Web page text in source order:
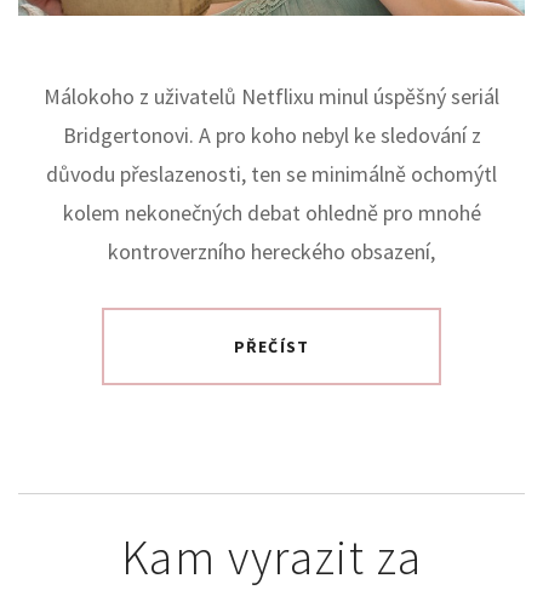
Málokoho z uživatelů Netflixu minul úspěšný seriál
Bridgertonovi. A pro koho nebyl ke sledování z
důvodu přeslazenosti, ten se minimálně ochomýtl
kolem nekonečných debat ohledně pro mnohé
kontroverzního hereckého obsazení,
PŘEČÍST
Kam vyrazit za